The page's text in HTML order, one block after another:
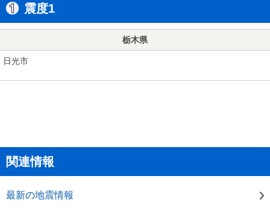
震度1
栃木県
日光市
関連情報
最新の地震情報